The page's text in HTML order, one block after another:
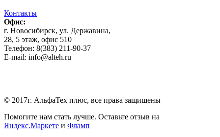
Контакты
Офис:
г. Новосибирск, ул. Державина,
28, 5 этаж, офис 510
Телефон: 8(383) 211-90-37
E-mail: info@alteh.ru
© 2017г. АльфаТех плюс, все права защищены
Помогите нам стать лучше. Оставьте отзыв на
Яндекс.Маркете и Фламп